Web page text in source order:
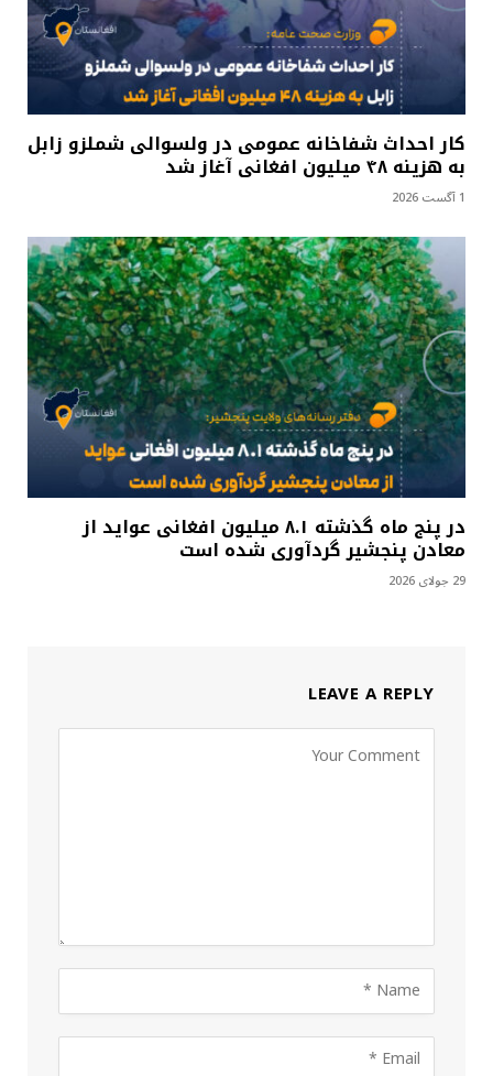
کار احداث شفاخانه عمومی در ولسوالی شملزو زابل
به هزینه ۴۸ میلیون افغانی آغاز شد
1 آگست 2026
در پنج ماه گذشته ۸.۱ میلیون افغانی عواید از
معادن پنجشیر گردآوری شده است
29 جولای 2026
LEAVE A REPLY